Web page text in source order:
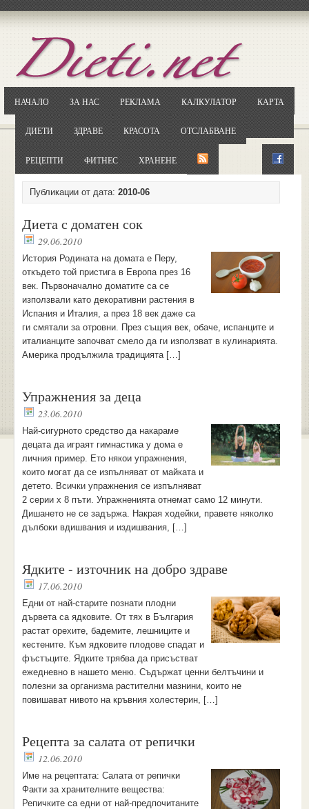
НАЧАЛО ЗА НАС РЕКЛАМА КАЛКУЛАТОР КАРТА
ДИЕТИ ЗДРАВЕ КРАСОТА ОТСЛАБВАНЕ
РЕЦЕПТИ ФИТНЕС ХРАНЕНЕ
Публикации от дата: 2010-06
Диета с доматен сок
29.06.2010
История Родината на домата е Перу,
откъдето той пристига в Европа през 16
век. Първоначално доматите са се
използвали като декоративни растения в
Испания и Италия, а през 18 век даже са
ги смятали за отровни. През същия век, обаче, испанците и
италианците започват смело да ги използват в кулинарията.
Америка продължила традицията […]
Упражнения за деца
23.06.2010
Най-сигурното средство да накараме
децата да играят гимнастика у дома е
личния пример. Ето някои упражнения,
които могат да се изпълняват от майката и
детето. Всички упражнения се изпълняват
2 серии х 8 пъти. Упражненията отнемат само 12 минути.
Дишането не се задържа. Накрая ходейки, правете няколко
дълбоки вдишвания и издишвания, […]
Ядките - източник на добро здраве
17.06.2010
Едни от най-старите познати плодни
дървета са ядковитe. От тях в България
растат орехите, бадемите, лешниците и
кестените. Към ядковите плодове спадат и
фъстъците. Ядките трябва да присъстват
ежедневно в нашето меню. Съдържат ценни белтъчини и
полезни за организма растителни мазнини, които не
повишават нивото на кръвния холестерин, […]
Рецепта за салата от репички
12.06.2010
Име на рецептата: Салата от репички
Факти за хранителните вещества:
Репичките са едни от най-предпочитаните
ОтворетеGoogle.bg
Потърсете "Cloxy"
Кликнете на първия резултат
... и я въведете в полето: